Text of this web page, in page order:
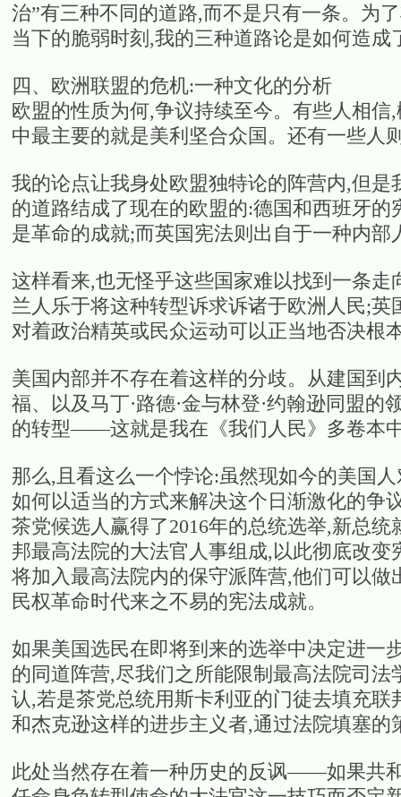
治”有三种不同的道路,而不是只有一条。为
当下的脆弱时刻,我的三种道路论是如何造
四、欧洲联盟的危机:一种文化的分析
欧盟的性质为何,争议持续至今。有些人相
中最主要的就是美利坚合众国。还有一些人
我的论点让我身处欧盟独特论的阵营内,但
的道路结成了现在的欧盟的:德国和西班牙
是革命的成就;而英国宪法则出自于一种内部
这样看来,也无怪乎这些国家难以找到一条
兰人乐于将这种转型诉求诉诸于欧洲人民;
对着政治精英或民众运动可以正当地否决根
美国内部并不存在着这样的分歧。从建国到
福、以及马丁·路德·金与林登·约翰逊同盟
的转型——这就是我在《我们人民》多卷本
那么,且看这么一个悖论:虽然现如今的美国
如何以适当的方式来解决这个日渐激化的争
茶党候选人赢得了2016年的总统选举,新总
邦最高法院的大法官人事组成,以此彻底改
将加入最高法院内的保守派阵营,他们可以
民权革命时代来之不易的宪法成就。
如果美国选民在即将到来的选举中决定进一
的同道阵营,尽我们之所能限制最高法院司
认,若是茶党总统用斯卡利亚的门徒去填充
和杰克逊这样的进步主义者,通过法院填塞
此处当然存在着一种历史的反讽——如果共